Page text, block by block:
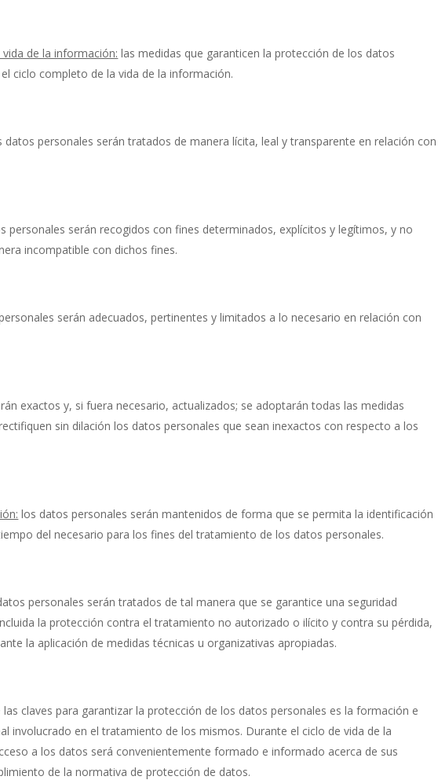
de la información: las medidas que garanticen la protección de los datos
ciclo completo de la vida de la información.
datos personales serán tratados de manera lícita, leal y transparente en relación con
personales serán recogidos con fines determinados, explícitos y legítimos, y no
incompatible con dichos fines.
serán adecuados, pertinentes y limitados a lo necesario en relación con
exactos y, si fuera necesario, actualizados; se adoptarán todas las medidas
sin dilación los datos personales que sean inexactos con respecto a los
los datos personales serán mantenidos de forma que se permita la identificación
del necesario para los fines del tratamiento de los datos personales.
personales serán tratados de tal manera que se garantice una seguridad
la protección contra el tratamiento no autorizado o ilícito y contra su pérdida,
la aplicación de medidas técnicas u organizativas apropiadas.
las claves para garantizar la protección de los datos personales es la formación e
involucrado en el tratamiento de los mismos. Durante el ciclo de vida de la
a los datos será convenientemente formado e informado acerca de sus
de la normativa de protección de datos.